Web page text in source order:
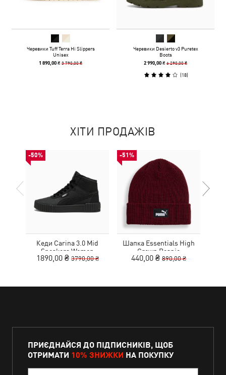
Черевики Tuff Terra Hi Slippers
Unisex
1 890,00 ₴3 790,00 ₴
Черевики Desierto v3 Puretex
Boots
2 990,00 ₴6 290,00 ₴
(18)
ХІТИ ПРОДАЖІВ
-50%
Кеди Carina 3.0 Mid
Sneakers Women
1890,00 ₴ 3790,00 ₴
-51%
Шапка Essentials High
Crown Beanie
440,00 ₴ 890,00 ₴
ПРИЄДНАЙСЯ ДО ПІДПИСНИКІВ, ЩОБ
ОТРИМАТИ 10% ЗНИЖКИ НА ПОКУПКУ